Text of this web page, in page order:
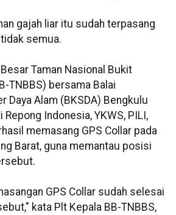
gajah liar itu sudah terpasang
tidak semua.
Taman Nasional Bukit
TNBBS) bersama Balai
Daya Alam (BKSDA) Bengkulu
Indonesia, YKWS, PILI,
memasang GPS Collar pada
Barat, guna memantau posisi
GPS Collar sudah selesai
kata Plt Kepala BB-TNBBS,